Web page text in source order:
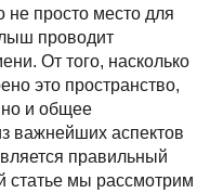
не просто место для
проводит
От того, насколько
это пространство,
но и общее
важнейших аспектов
правильный
статье мы рассмотрим